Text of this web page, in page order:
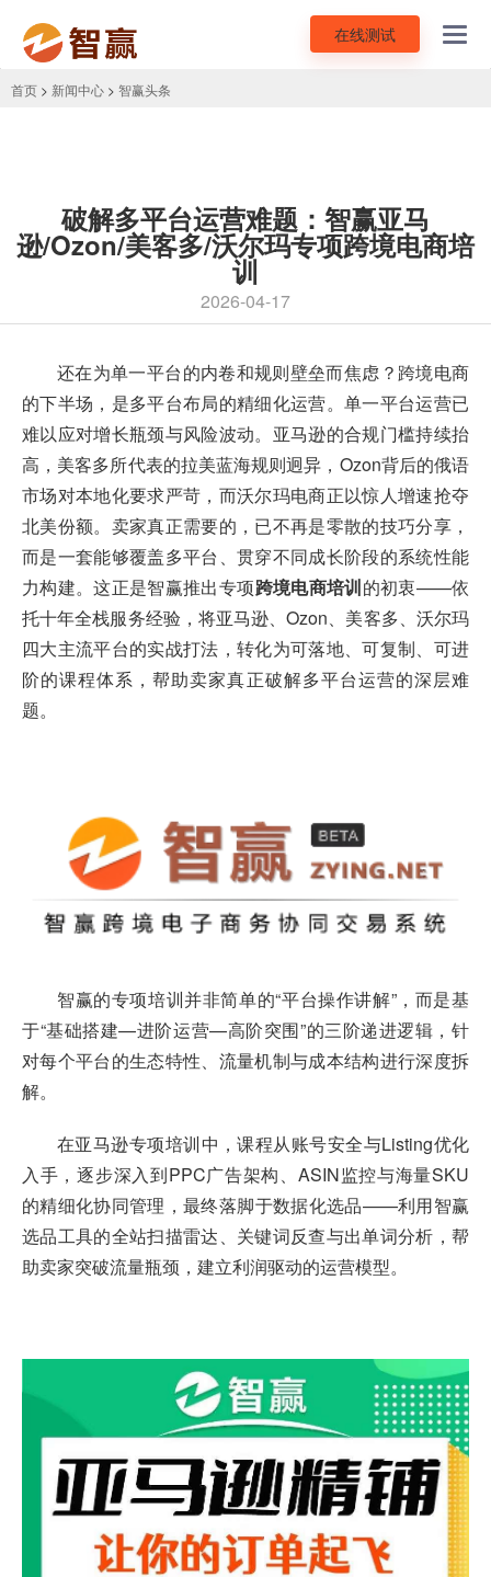
在线测试
首页 > 新闻中心 > 智赢头条
破解多平台运营难题：智赢亚马
逊/Ozon/美客多/沃尔玛专项跨境电商培
训
2026-04-17
还在为单一平台的内卷和规则壁垒而焦虑？跨境电商
的下半场，是多平台布局的精细化运营。单一平台运营已
难以应对增长瓶颈与风险波动。亚马逊的合规门槛持续抬
高，美客多所代表的拉美蓝海规则迥异，Ozon背后的俄语
市场对本地化要求严苛，而沃尔玛电商正以惊人增速抢夺
北美份额。卖家真正需要的，已不再是零散的技巧分享，
而是一套能够覆盖多平台、贯穿不同成长阶段的系统性能
力构建。这正是智赢推出专项跨境电商培训的初衷——依
托十年全栈服务经验，将亚马逊、Ozon、美客多、沃尔玛
四大主流平台的实战打法，转化为可落地、可复制、可进
阶的课程体系，帮助卖家真正破解多平台运营的深层难
题。
智赢的专项培训并非简单的“平台操作讲解”，而是基
于“基础搭建—进阶运营—高阶突围”的三阶递进逻辑，针
对每个平台的生态特性、流量机制与成本结构进行深度拆
解。
在亚马逊专项培训中，课程从账号安全与Listing优化
入手，逐步深入到PPC广告架构、ASIN监控与海量SKU
的精细化协同管理，最终落脚于数据化选品——利用智赢
选品工具的全站扫描雷达、关键词反查与出单词分析，帮
助卖家突破流量瓶颈，建立利润驱动的运营模型。